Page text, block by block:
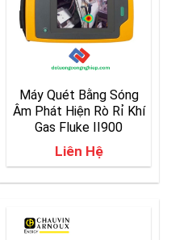
Máy Quét Bằng Sóng
Âm Phát Hiện Rò Rỉ Khí
Gas Fluke II900
Liên Hệ